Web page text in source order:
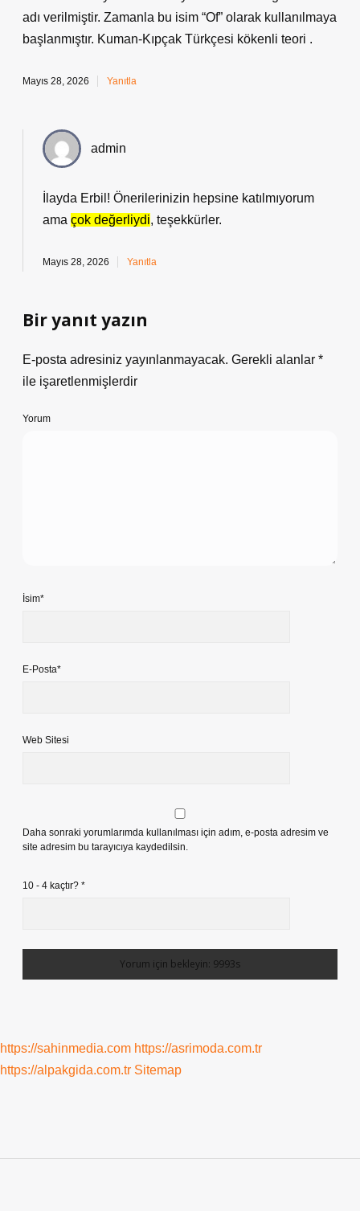
adı verilmiştir. Zamanla bu isim “Of” olarak kullanılmaya
başlanmıştır. Kuman-Kıpçak Türkçesi kökenli teori .
Mayıs 28, 2026 Yanıtla
admin
İlayda Erbil! Önerilerinizin hepsine katılmıyorum
ama çok değerliydi, teşekkürler.
Mayıs 28, 2026 Yanıtla
Bir yanıt yazın
E-posta adresiniz yayınlanmayacak. Gerekli alanlar *
ile işaretlenmişlerdir
Yorum
İsim*
E-Posta*
Web Sitesi
Daha sonraki yorumlarımda kullanılması için adım, e-posta adresim ve
site adresim bu tarayıcıya kaydedilsin.
10 - 4 kaçtır? *
https://sahinmedia.com https://asrimoda.com.tr
https://alpakgida.com.tr Sitemap